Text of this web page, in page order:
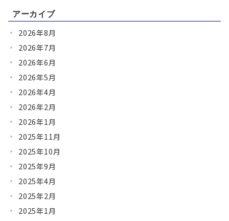
アーカイブ
2026年8月
2026年7月
2026年6月
2026年5月
2026年4月
2026年2月
2026年1月
2025年11月
2025年10月
2025年9月
2025年4月
2025年2月
2025年1月